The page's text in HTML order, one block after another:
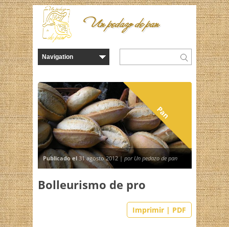
Un pedazo de pan
Pan
Publicado el 31 agosto 2012 |por Un pedazo de pan
Bolleurismo de pro
Imprimir | PDF